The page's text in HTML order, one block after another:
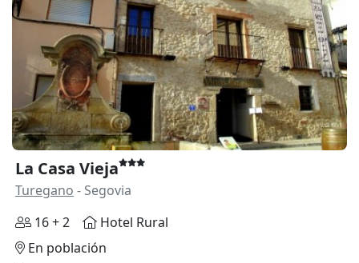
La Casa Vieja
Turegano - Segovia
16 + 2
Hotel Rural
En población